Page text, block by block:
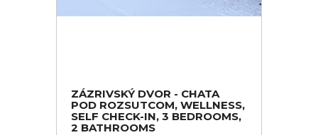
ZÁZRIVSKÝ DVOR - CHATA
POD ROZSUTCOM, WELLNESS,
SELF CHECK-IN, 3 BEDROOMS,
2 BATHROOMS